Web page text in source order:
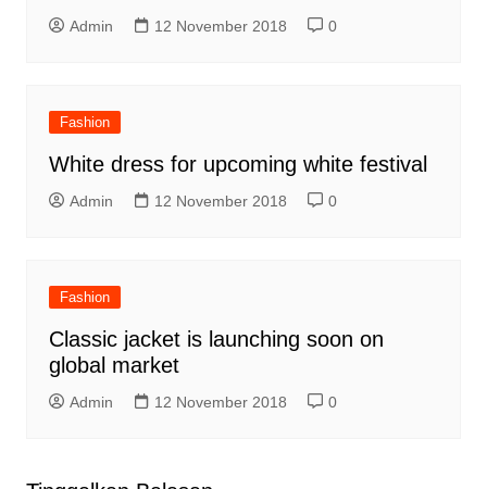
Admin 12 November 2018 0
Fashion
White dress for upcoming white festival
Admin 12 November 2018 0
Fashion
Classic jacket is launching soon on
global market
Admin 12 November 2018 0